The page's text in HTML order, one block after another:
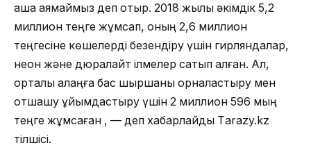
ақша аямаймыз деп отыр. 2018 жылы әкімдік 5,2
миллион теңге жұмсап, оның 2,6 миллион
теңгесіне көшелерді безендіру үшін гирляндалар,
неон және дюралайт ілмелер сатып алған. Ал,
орталық алаңға бас шыршаны орналастыру мен
отшашу ұйымдастыру үшін 2 миллион 596 мың
теңге жұмсаған , — деп хабарлайды Тarazy.kz
тілшісі.